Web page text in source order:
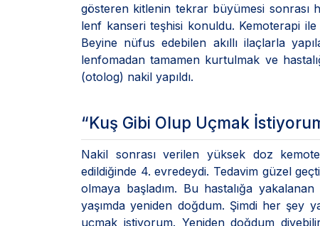
gösteren kitlenin tekrar büyümesi sonrası
lenf kanseri teşhisi konuldu. Kemoterapi
Beyine nüfus edebilen akıllı ilaçlarla
lenfomadan tamamen kurtulmak ve
(otolog) nakil yapıldı.
“Kuş Gibi Olup Uçmak
Nakil sonrası verilen yüksek doz
edildiğinde 4. evredeydi. Tedavim güzel
olmaya başladım. Bu hastalığa
yaşımda yeniden doğdum. Şimdi her şey
uçmak istiyorum. Yeniden doğdum